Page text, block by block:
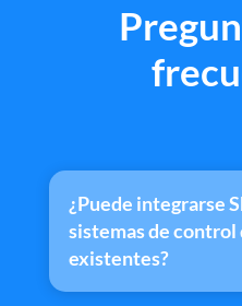
¿Puede integrarse
sistemas de control
existentes?